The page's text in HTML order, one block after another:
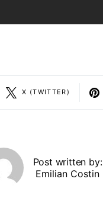
X (TWITTER)
Post written by:
Emilian Costin